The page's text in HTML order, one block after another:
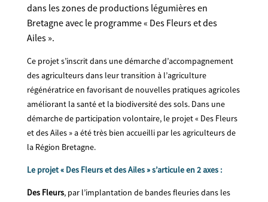
dans les zones de productions légumières en
Bretagne avec le programme « Des Fleurs et des
Ailes ».
Ce projet s’inscrit dans une démarche d’accompagnement
des agriculteurs dans leur transition à l’agriculture
régénératrice en favorisant de nouvelles pratiques agricoles
améliorant la santé et la biodiversité des sols. Dans une
démarche de participation volontaire, le projet « Des Fleurs
et des Ailes » a été très bien accueilli par les agriculteurs de
la Région Bretagne.
Le projet « Des Fleurs et des Ailes » s’articule en 2 axes :
Des Fleurs, par l’implantation de bandes fleuries dans les